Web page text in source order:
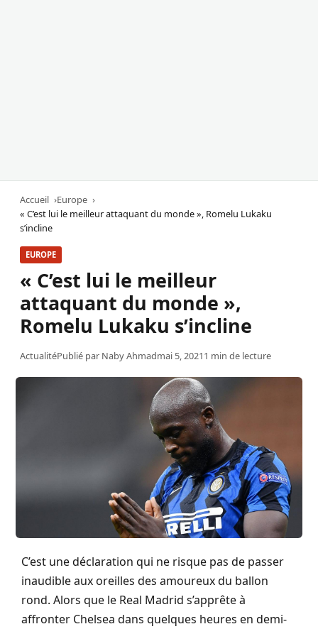
Accueil
Europe
« C’est lui le meilleur attaquant du monde », Romelu Lukaku
s’incline
EUROPE
« C’est lui le meilleur
attaquant du monde »,
Romelu Lukaku s’incline
ActualitéPublié par Naby Ahmadmai 5, 20211 min de lecture
C’est une déclaration qui ne risque pas de passer
inaudible aux oreilles des amoureux du ballon
rond. Alors que le Real Madrid s’apprête à
affronter Chelsea dans quelques heures en demi-